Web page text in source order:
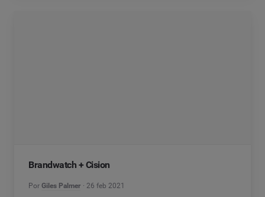
Brandwatch + Cision
Por Giles Palmer 26 feb 2021